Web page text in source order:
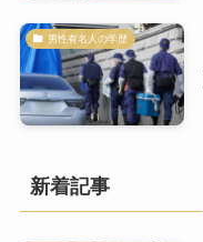
男性有名人の学歴
新着記事